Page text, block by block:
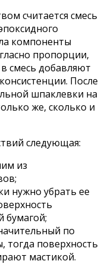
считается смесь
компоненты
пропорции,
смесь добавляют
После
шпаклевки на
же, сколько и
следующая:
из
нужно убрать ее
бумагой;
по
тогда поверхность
мастикой.